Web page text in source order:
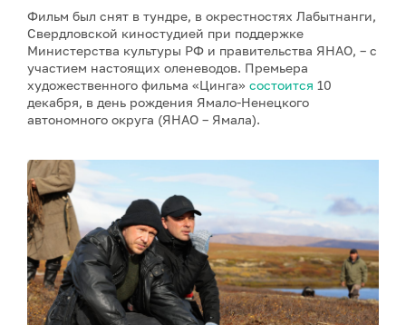
Фильм был снят в тундре, в окрестностях Лабытнанги,
Свердловской киностудией при поддержке
Министерства культуры РФ и правительства ЯНАО, – с
участием настоящих оленеводов. Премьера
художественного фильма «Цинга» состоится 10
декабря, в день рождения Ямало-Ненецкого
автономного округа (ЯНАО – Ямала).